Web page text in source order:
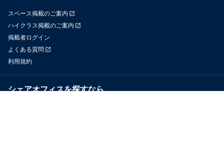
スペース掲載のご案内
ハイクラス掲載のご案内
掲載者ログイン
よくある質問
利用規約
シェアオフィスを探すなら